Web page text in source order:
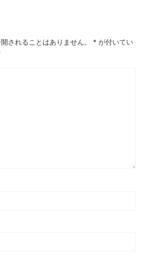
されることはありません。 * が付いてい